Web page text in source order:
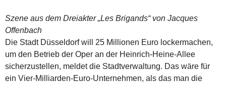
Szene aus dem Dreiakter „Les Brigands“ von Jacques
Offenbach
Die Stadt Düsseldorf will 25 Millionen Euro lockermachen,
um den Betrieb der Oper an der Heinrich-Heine-Allee
sicherzustellen, meldet die Stadtverwaltung. Das wäre für
ein Vier-Milliarden-Euro-Unternehmen, als das man die